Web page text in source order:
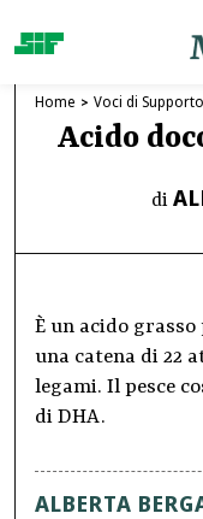
Home Voci di Supporto
Acido
di
È un acido
una catena di 22
legami. Il pesce
di DHA.
ALBERTA